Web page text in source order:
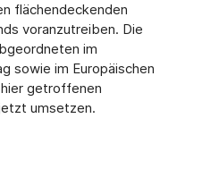
flächendeckenden
voranzutreiben. Die
im
sowie im Europäischen
getroffenen
umsetzen.